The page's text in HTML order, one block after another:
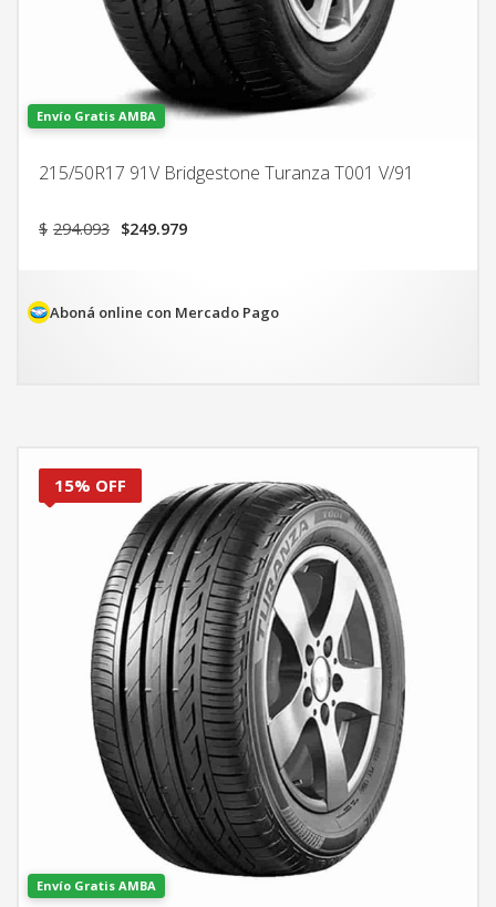
Envío Gratis AMBA
215/50R17 91V Bridgestone Turanza T001 V/91
$ 294.093 El
$294.093.
$249.979El
$249.979.
Aboná online con Mercado Pago
15% OFF
Envío Gratis AMBA